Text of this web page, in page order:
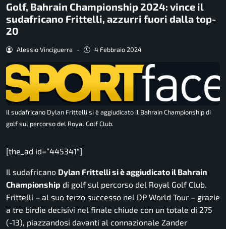
Golf, Bahrain Championship 2024: vince il
sudafricano Frittelli, azzurri fuori dalla top-
20
Alessio Vinciguerra - 4 Febbraio 2024
Il sudafricano Dylan Frittelli si è aggiudicato il Bahrain Championship di
golf sul percorso del Royal Golf Club.
[the_ad id=”445341″]
Il sudafricano Dylan Frittelli si è aggiudicato il Bahrain
Championship di golf sul percorso del Royal Golf Club.
Frittelli – al suo terzo successo nel DP World Tour – grazie
a tre birdie decisivi nel finale chiude con un totale di 275
(-13), piazzandosi davanti al connazionale Zander